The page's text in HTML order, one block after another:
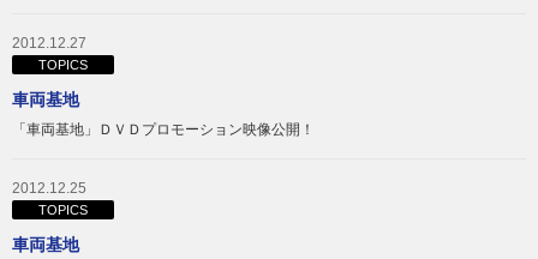
2012.12.27
TOPICS
車両基地
「車両基地」ＤＶＤプロモーション映像公開！
2012.12.25
TOPICS
車両基地